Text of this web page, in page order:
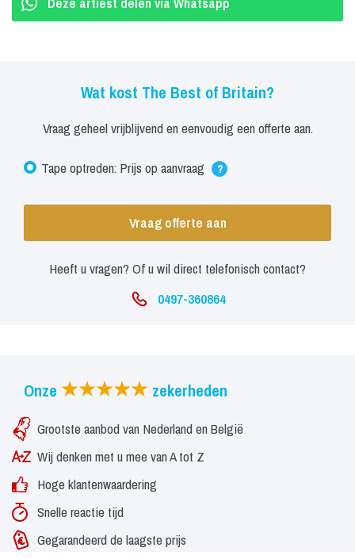
motto van The Best of Britain is 'gedrevenheid', en dat levert een
wereldhits én supermuzikanten maakt het tot een ongekende sfeer
en echt The Best of Britain!
Wat kost The Best of Britain?
Vraag geheel vrijblijvend en eenvoudig een offerte aan.
Tape optreden: Prijs op aanvraag ?
Vraag offerte aan
Heeft u vragen? Of u wil direct telefonisch contact?
0497-360864
Onze zekerheden
Grootste aanbod van Nederland en België
Wij denken met u mee van A tot Z
Hoge klantenwaardering
Snelle reactie tijd
Gegarandeerd de laagste prijs